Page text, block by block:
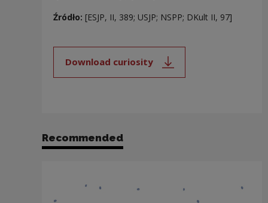
Źródło: [ESJP, II, 389; USJP; NSPP; DKult II, 97]
Download curiosity
Note, the link will open in a new
Recommended